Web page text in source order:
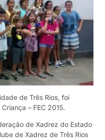
de Três Rios, foi
– FEC 2015.
de Xadrez do Estado
de Xadrez de Três Rios